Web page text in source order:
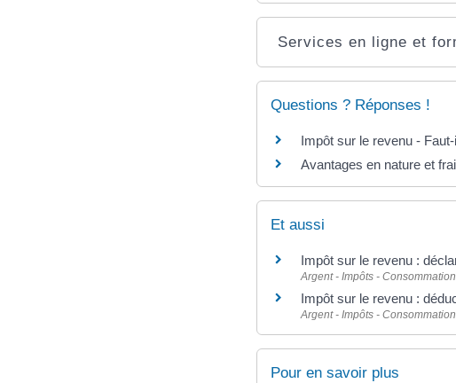
Services en ligne et
Questions ? Réponses !
Impôt sur le revenu -
Avantages en nature et
Et aussi
Impôt sur le revenu :
Argent - Impôts - Consommation
Impôt sur le revenu :
Argent - Impôts - Consommation
Pour en savoir plus